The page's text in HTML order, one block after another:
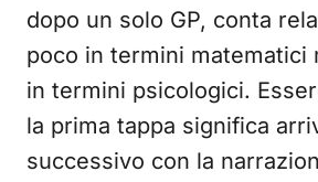
dopo un solo GP, conta
poco in termini matematici
in termini psicologici.
la prima tappa significa
successivo con la